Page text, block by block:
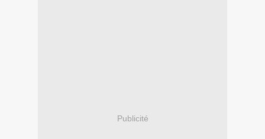
Publicité